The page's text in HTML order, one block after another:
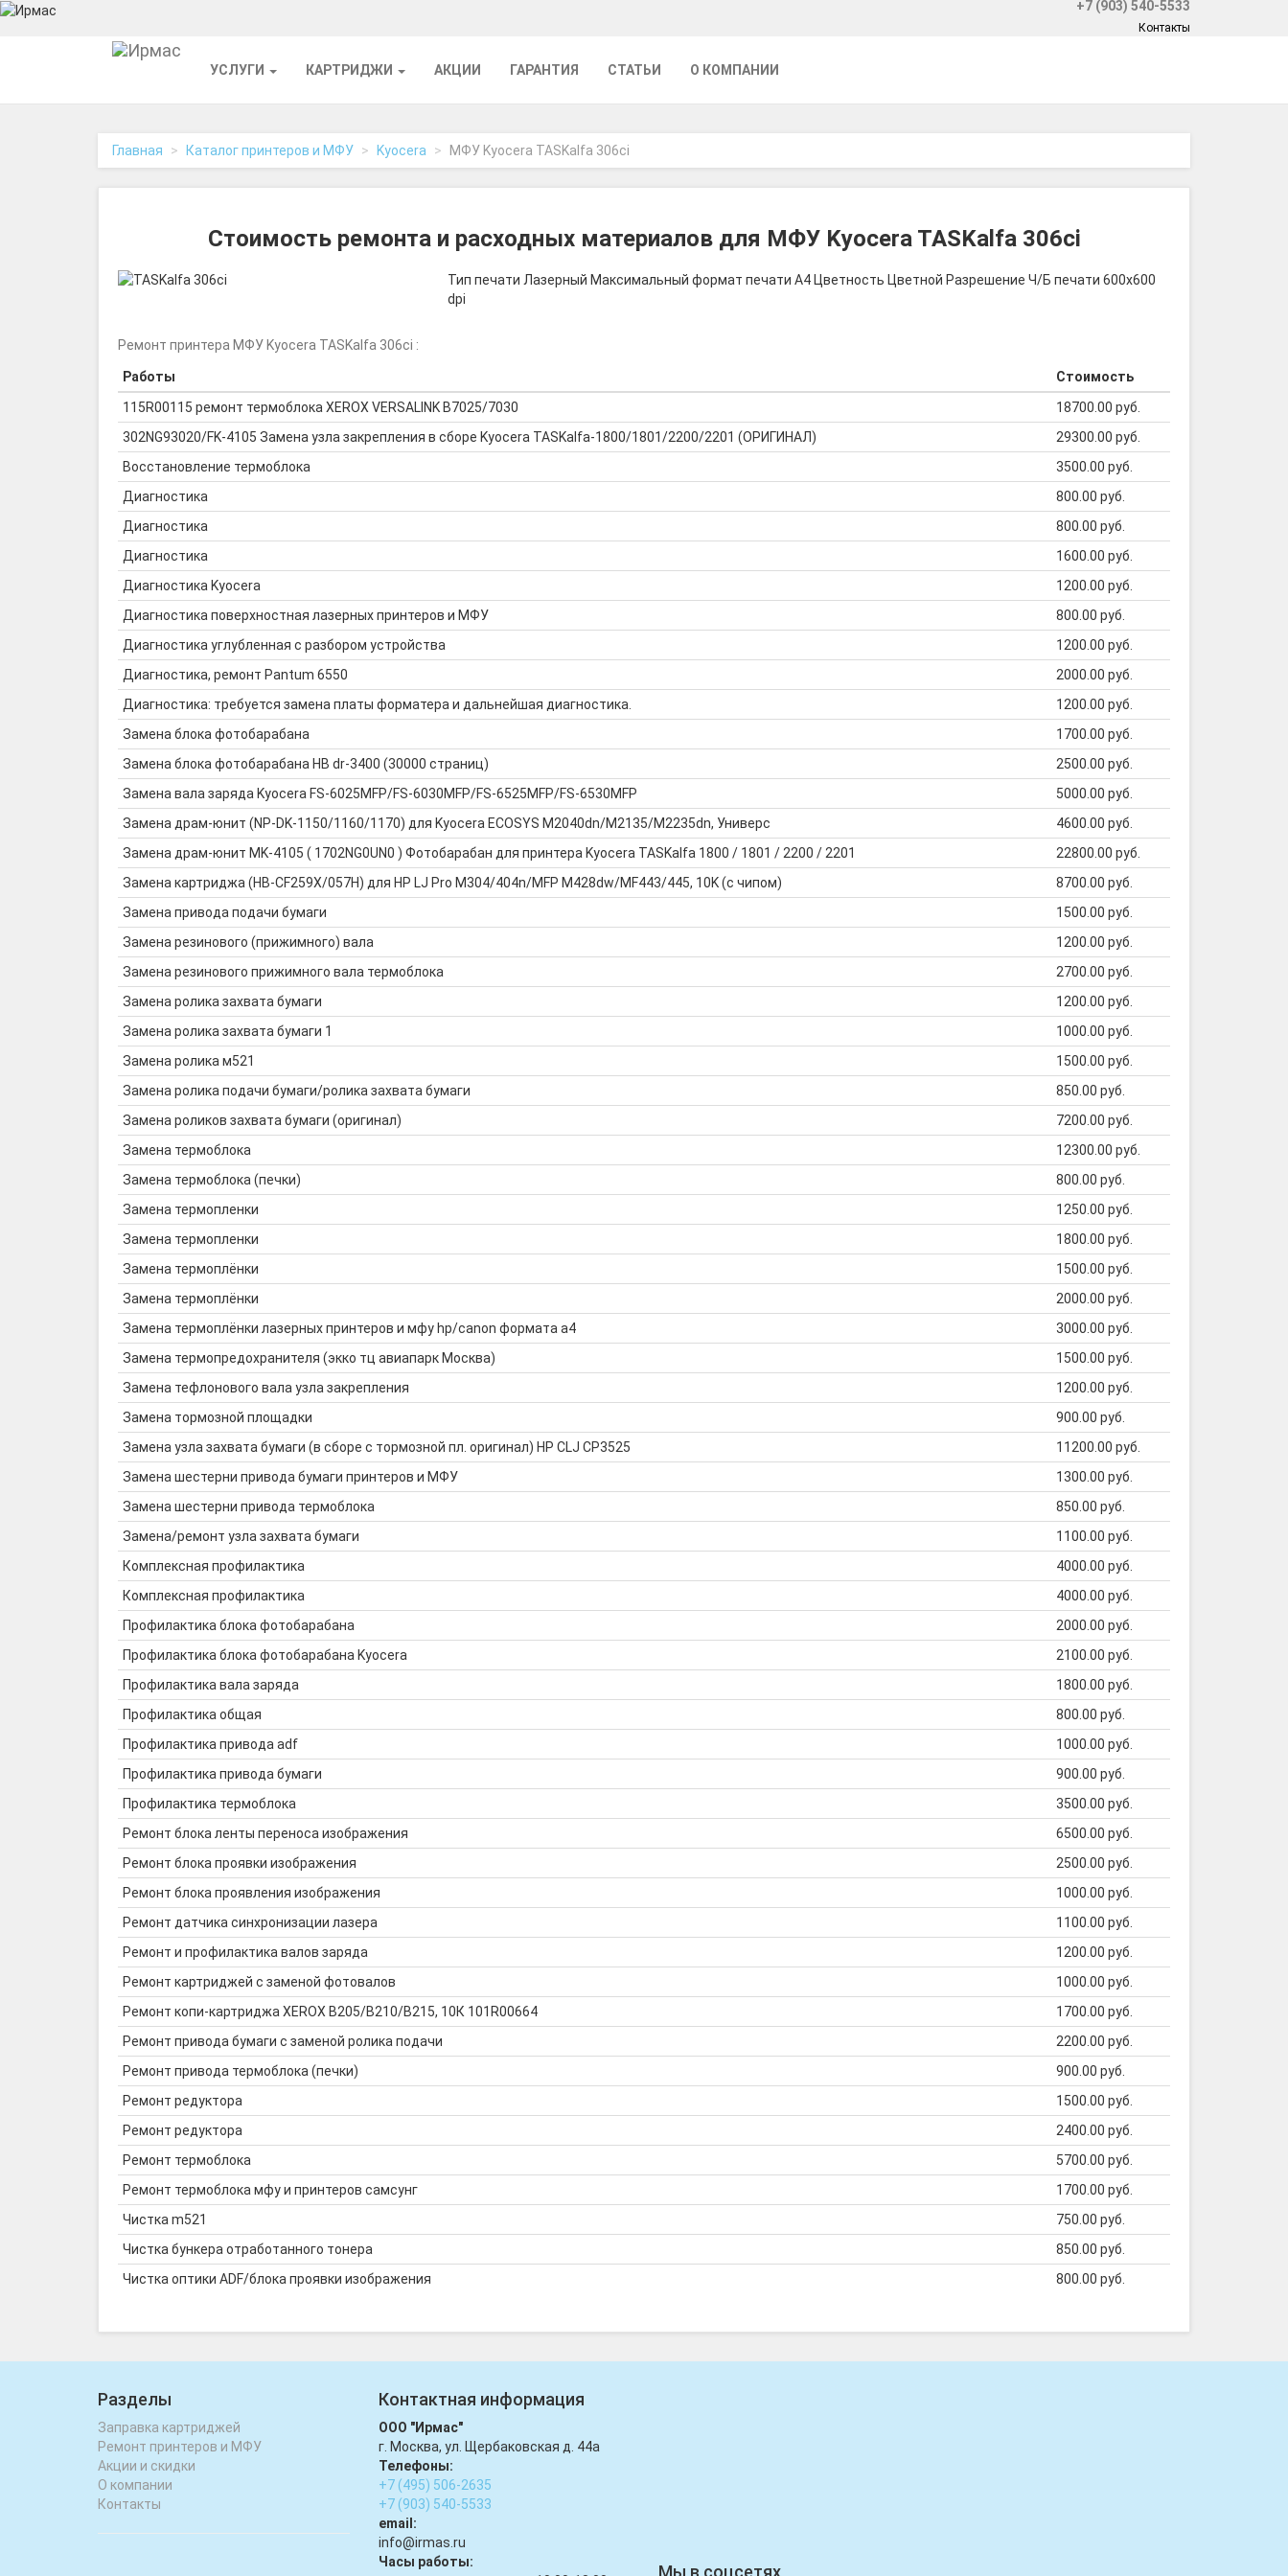
+7 (903) 540-5533
Контакты
УСЛУГИ КАРТРИДЖИ АКЦИИ ГАРАНТИЯ СТАТЬИ О КОМПАНИИ
Главная Каталог принтеров и МФУ Kyocera МФУ Kyocera TASKalfa 306ci
Стоимость ремонта и расходных материалов для МФУ Kyocera TASKalfa 306ci
Тип печати Лазерный Максимальный формат печати A4 Цветность Цветной Разрешение Ч/Б печати 600х600
dpi
Ремонт принтера МФУ Kyocera TASKalfa 306ci :
Работы
Стоимость
115R00115 ремонт термоблока XEROX VERSALINK B7025/7030
18700.00 руб.
302NG93020/FK-4105 Замена узла закрепления в сборе Kyocera TASKalfa-1800/1801/2200/2201 (ОРИГИНАЛ)
29300.00 руб.
Восстановление термоблока
3500.00 руб.
Диагностика
800.00 руб.
Диагностика
800.00 руб.
Диагностика
1600.00 руб.
Диагностика Kyocera
1200.00 руб.
Диагностика поверхностная лазерных принтеров и МФУ
800.00 руб.
Диагностика углубленная с разбором устройства
1200.00 руб.
Диагностика, ремонт Pantum 6550
2000.00 руб.
Диагностика: требуется замена платы форматера и дальнейшая диагностика.
1200.00 руб.
Замена блока фотобарабана
1700.00 руб.
Замена блока фотобарабана HB dr-3400 (30000 страниц)
2500.00 руб.
Замена вала заряда Kyocera FS-6025MFP/FS-6030MFP/FS-6525MFP/FS-6530MFP
5000.00 руб.
Замена драм-юнит (NP-DK-1150/1160/1170) для Kyocera ECOSYS M2040dn/M2135/M2235dn, Универс
4600.00 руб.
Замена драм-юнит MK-4105 ( 1702NG0UN0 ) Фотобарабан для принтера Kyocera TASKalfa 1800 / 1801 / 2200 / 2201
22800.00 руб.
Замена картриджа (HB-CF259X/057H) для HP LJ Pro M304/404n/MFP M428dw/MF443/445, 10K (с чипом)
8700.00 руб.
Замена привода подачи бумаги
1500.00 руб.
Замена резинового (прижимного) вала
1200.00 руб.
Замена резинового прижимного вала термоблока
2700.00 руб.
Замена ролика захвата бумаги
1200.00 руб.
Замена ролика захвата бумаги 1
1000.00 руб.
Замена ролика м521
1500.00 руб.
Замена ролика подачи бумаги/ролика захвата бумаги
850.00 руб.
Замена роликов захвата бумаги (оригинал)
7200.00 руб.
Замена термоблока
12300.00 руб.
Замена термоблока (печки)
800.00 руб.
Замена термопленки
1250.00 руб.
Замена термопленки
1800.00 руб.
Замена термоплёнки
1500.00 руб.
Замена термоплёнки
2000.00 руб.
Замена термоплёнки лазерных принтеров и мфу hp/canon формата а4
3000.00 руб.
Замена термопредохранителя (экко тц авиапарк Москва)
1500.00 руб.
Замена тефлонового вала узла закрепления
1200.00 руб.
Замена тормозной площадки
900.00 руб.
Замена узла захвата бумаги (в сборе с тормозной пл. оригинал) HP CLJ CP3525
11200.00 руб.
Замена шестерни привода бумаги принтеров и МФУ
1300.00 руб.
Замена шестерни привода термоблока
850.00 руб.
Замена/ремонт узла захвата бумаги
1100.00 руб.
Комплексная профилактика
4000.00 руб.
Комплексная профилактика
4000.00 руб.
Профилактика блока фотобарабана
2000.00 руб.
Профилактика блока фотобарабана Kyocera
2100.00 руб.
Профилактика вала заряда
1800.00 руб.
Профилактика общая
800.00 руб.
Профилактика привода adf
1000.00 руб.
Профилактика привода бумаги
900.00 руб.
Профилактика термоблока
3500.00 руб.
Ремонт блока ленты переноса изображения
6500.00 руб.
Ремонт блока проявки изображения
2500.00 руб.
Ремонт блока проявления изображения
1000.00 руб.
Ремонт датчика синхронизации лазера
1100.00 руб.
Ремонт и профилактика валов заряда
1200.00 руб.
Ремонт картриджей с заменой фотовалов
1000.00 руб.
Ремонт копи-картриджа XEROX B205/B210/B215, 10К 101R00664
1700.00 руб.
Ремонт привода бумаги с заменой ролика подачи
2200.00 руб.
Ремонт привода термоблока (печки)
900.00 руб.
Ремонт редуктора
1500.00 руб.
Ремонт редуктора
2400.00 руб.
Ремонт термоблока
5700.00 руб.
Ремонт термоблока мфу и принтеров самсунг
1700.00 руб.
Чистка m521
750.00 руб.
Чистка бункера отработанного тонера
850.00 руб.
Чистка оптики ADF/блока проявки изображения
800.00 руб.
Разделы
Заправка картриджей
Ремонт принтеров и МФУ
Акции и скидки
О компании
Контакты
Контактная информация
ООО "Ирмас"
г. Москва, ул. Щербаковская д. 44а
Телефоны:
+7 (495) 506-2635
+7 (903) 540-5533
email:
infо@irmas.ru
Часы работы:
Мы в соцсетях